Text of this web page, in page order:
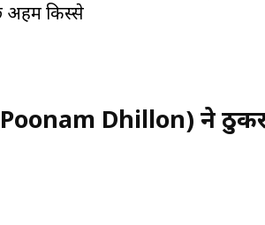
अहम किस्से
Dhillon) ने ठुकरा